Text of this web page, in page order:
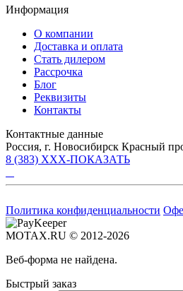
Информация
О компании
Доставка и оплата
Стать дилером
Рассрочка
Блог
Реквизиты
Контакты
Контактные данные
Россия, г. Новосибирск Красный
8 (383) XXX-ПОКАЗАТЬ
Политика конфиденциальности
MOTAX.RU © 2012-2026
Веб-форма не найдена.
Быстрый заказ